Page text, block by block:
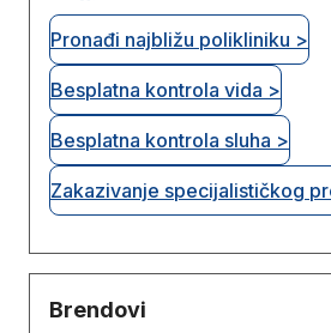
Pronađi najbližu polikliniku >
Besplatna kontrola vida >
Besplatna kontrola sluha >
Zakazivanje specijalističkog
Brendovi